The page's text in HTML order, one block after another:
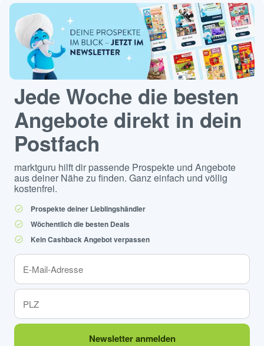
Jede Woche die besten
Angebote direkt in dein
Postfach
marktguru hilft dir passende Prospekte und Angebote
aus deiner Nähe zu finden. Ganz einfach und völlig
kostenfrei.
Prospekte deiner Lieblingshändler
Wöchentlich die besten Deals
Kein Cashback Angebot verpassen
Newsletter anmelden